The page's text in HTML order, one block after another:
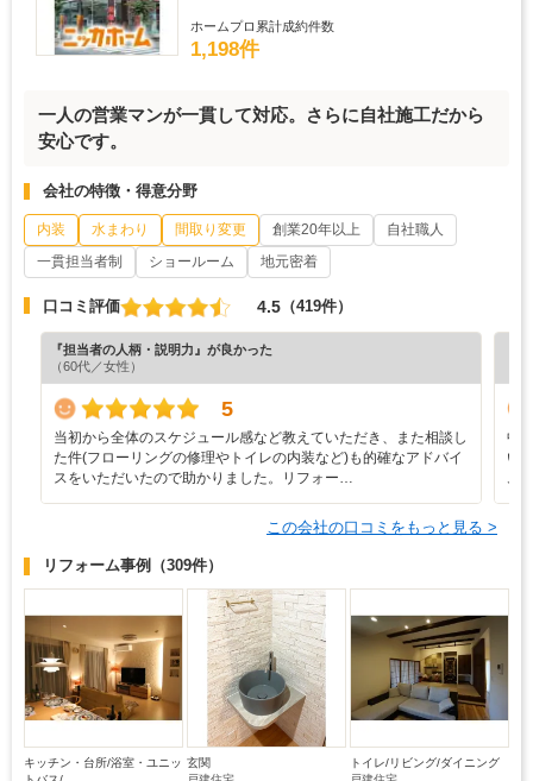
ホームプロ累計成約件数
1,198件
一人の営業マンが一貫して対応。さらに自社施工だから
安心です。
会社の特徴・得意分野
内装 水まわり 間取り変更 創業20年以上
自社職人
一貫担当者制
ショールーム 地元密着
口コミ評価 4.5 （419件）
『担当者の人柄・説明力』が良かった
（60代／女性）
5
当初から全体のスケジュール感など教えていただき、また相談し
た件(フローリングの修理やトイレの内装など)も的確なアドバイ
スをいただいたので助かりました。リフォー…
中
い
ム
この会社の口コミをもっと見る >
リフォーム事例 （309件）
キッチン・台所/浴室・ユニッ 玄関
トイレ/リビング/ダイニング